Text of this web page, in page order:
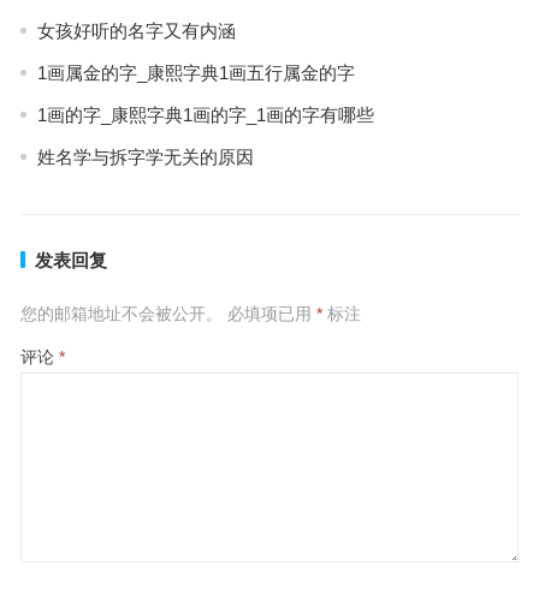
女孩好听的名字又有内涵
1画属金的字_康熙字典1画五行属金的字
1画的字_康熙字典1画的字_1画的字有哪些
姓名学与拆字学无关的原因
发表回复
您的邮箱地址不会被公开。 必填项已用 *标注
评论 *